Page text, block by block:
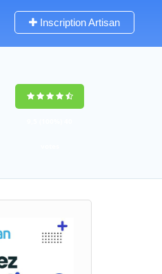
Inscription Artisan